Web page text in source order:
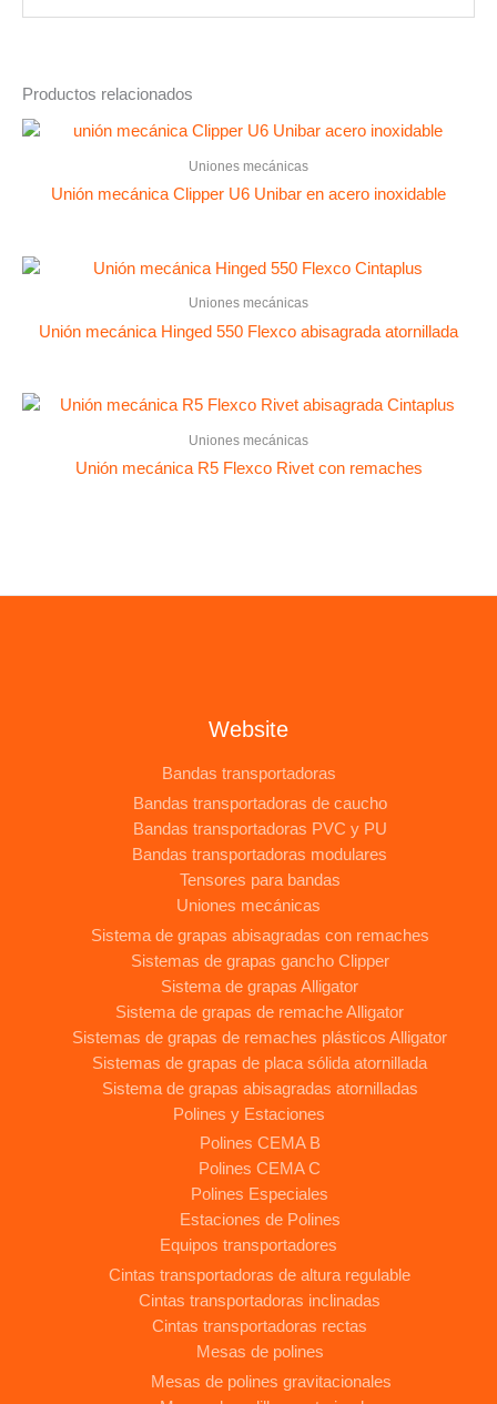
Productos relacionados
Uniones mecánicas
Unión mecánica Clipper U6 Unibar en acero inoxidable
Uniones mecánicas
Unión mecánica Hinged 550 Flexco abisagrada atornillada
Uniones mecánicas
Unión mecánica R5 Flexco Rivet con remaches
Website
Bandas transportadoras
Bandas transportadoras de caucho
Bandas transportadoras PVC y PU
Bandas transportadoras modulares
Tensores para bandas
Uniones mecánicas
Sistema de grapas abisagradas con remaches
Sistemas de grapas gancho Clipper
Sistema de grapas Alligator
Sistema de grapas de remache Alligator
Sistemas de grapas de remaches plásticos Alligator
Sistemas de grapas de placa sólida atornillada
Sistema de grapas abisagradas atornilladas
Polines y Estaciones
Polines CEMA B
Polines CEMA C
Polines Especiales
Estaciones de Polines
Equipos transportadores
Cintas transportadoras de altura regulable
Cintas transportadoras inclinadas
Cintas transportadoras rectas
Mesas de polines
Mesas de polines gravitacionales